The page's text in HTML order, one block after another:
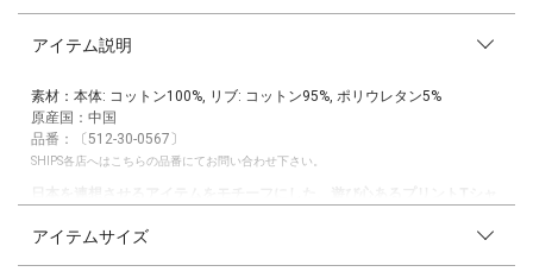
アイテム説明
素材：本体: コットン100%, リブ: コットン95%, ポリウレタン5%
原産国：中国
品番：〔512-30-0567〕
SHIPS各店へはこちらの品番にてお問い合わせ下さい。
アイテムサイズ